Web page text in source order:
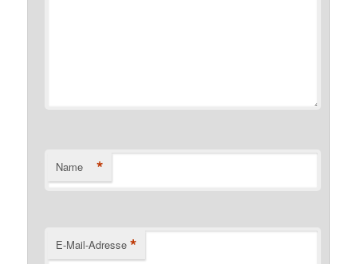
Name *
E-Mail-Adresse *